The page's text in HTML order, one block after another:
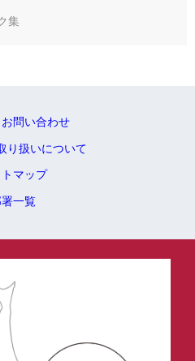
集
問い合わせ
り扱いについて
マップ
一覧